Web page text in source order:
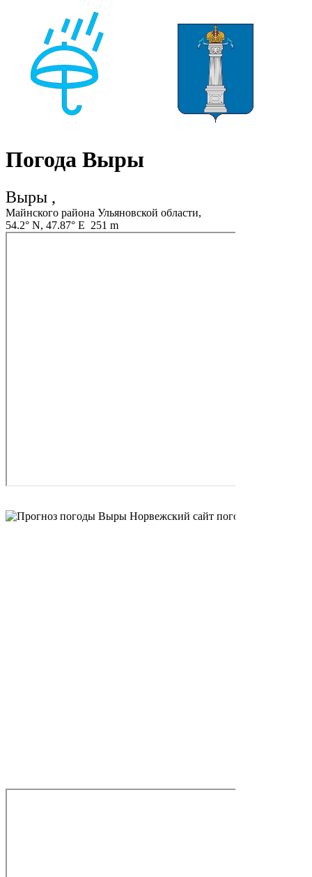
Погода Выры
Выры ,
Майнского района Ульяновской области,
54.2° N, 47.87° E 251 m